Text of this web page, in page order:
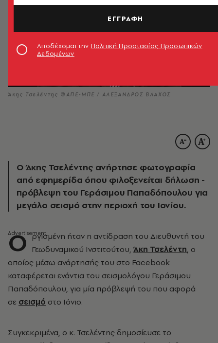
Άκης Τσελέντης ©ΑΠΕ-ΜΠΕ / ΑΛΕΞΑΝΔΡΟΣ ΒΛΑΧΟΣ
Ο Άκης Τσελέντης ανήρτησε φωτογραφία
από εφημερίδα όπου φιλοξενείται δήλωση -
πρόβλεψη του Γεράσιμου Παπαδόπουλου για
μεγάλο σεισμό στην περιοχή του Ιονίου.
Ο ργισμένη ήταν η αντίδραση του Διευθυντή του
Γεωδυναμικού Ινστιτούτου, Άκη Τσελέντη, ο
οποίος μέσω ανάρτησής του στο Facebook
καταφέρεται ενάντια του σεισμολόγου Γεράσιμου
Παπαδόπουλου, για μία πρόβλεψή του που αφορά
σε σεισμό στο Ιόνιο.
Συγκεκριμένα, ο κ. Τσελέντης δημοσίευσε το
ΕΓΓΡΑΦΗ
Αποδέχομαι την Πολιτική Προστασίας Προσωπικών
Δεδομένων